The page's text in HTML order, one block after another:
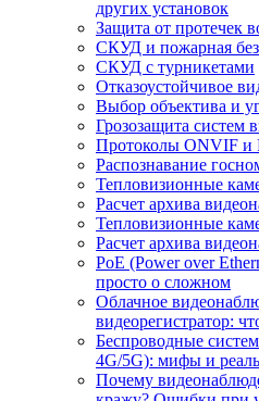
других установок
Защита от протечек
СКУД и пожарная
СКУД с турникетами
Отказоустойчивое
Выбор объектива и
Грозозащита систем
Протоколы ONVIF и
Распознавание
Тепловизионные
Расчет архива
Тепловизионные
Расчет архива
PoE (Power over
просто о сложном
Облачное
видеорегистратор:
Беспроводные
4G/5G): мифы и
Почему